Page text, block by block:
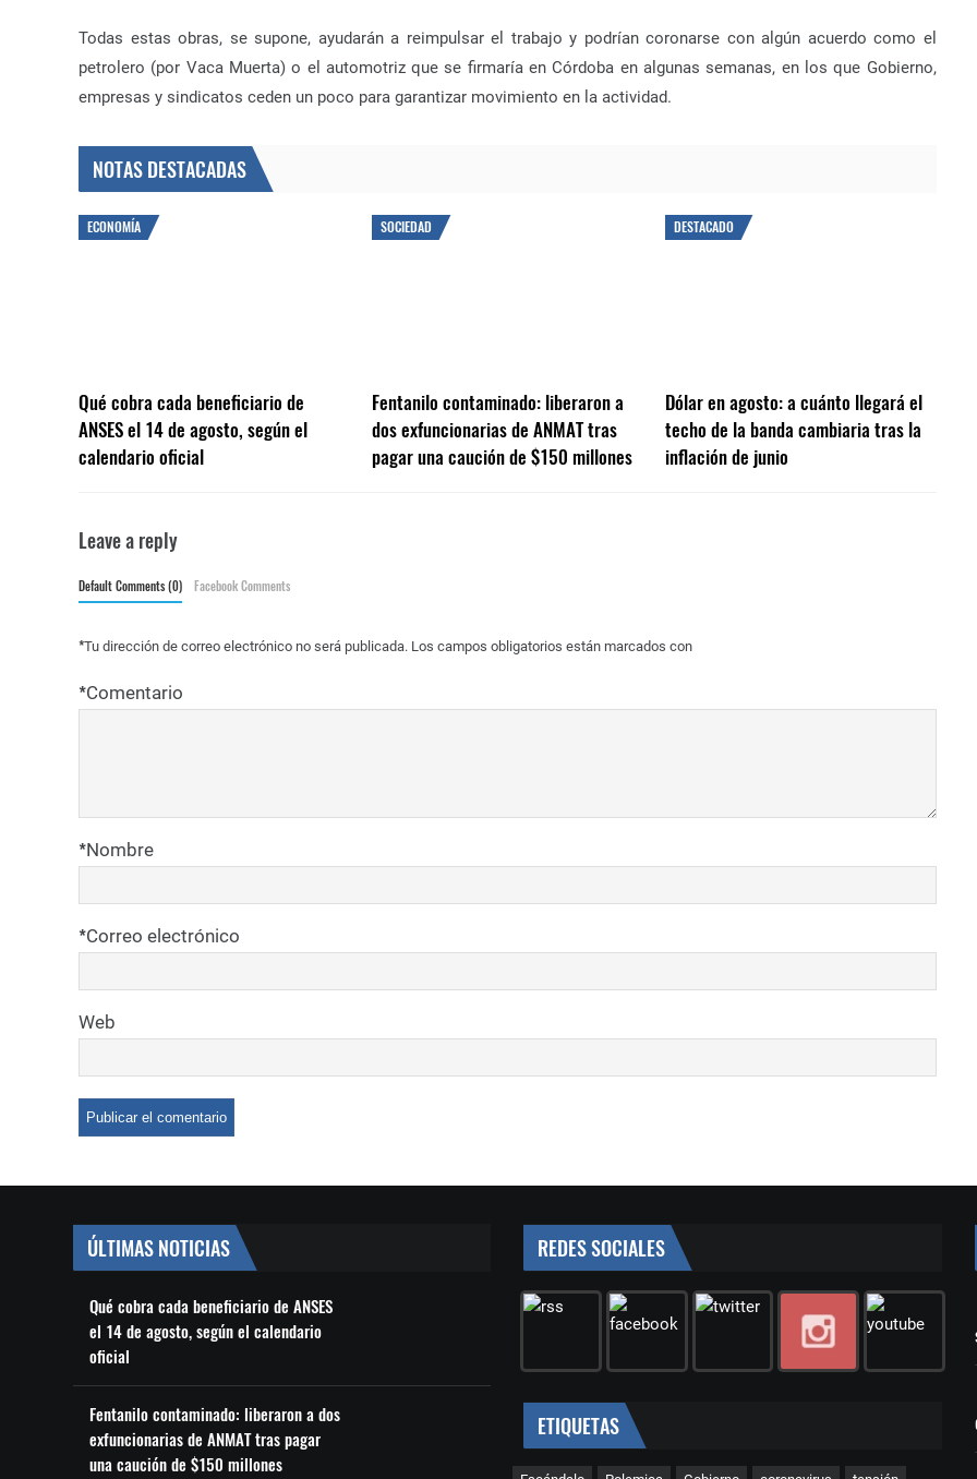
Todas estas obras, se supone, ayudarán a reimpulsar el trabajo y podrían coronarse con algún acuerdo como el
petrolero (por Vaca Muerta) o el automotriz que se firmaría en Córdoba en algunas semanas, en los que Gobierno,
empresas y sindicatos ceden un poco para garantizar movimiento en la actividad.
NOTAS DESTACADAS
ECONOMÍA
Qué cobra cada beneficiario de
ANSES el 14 de agosto, según el
calendario oficial
SOCIEDAD
Fentanilo contaminado: liberaron a
dos exfuncionarias de ANMAT tras
pagar una caución de $150 millones
DESTACADO
Dólar en agosto: a cuánto llegará el
techo de la banda cambiaria tras la
inflación de junio
Leave a reply
Default Comments (0) Facebook Comments
Tu dirección de correo electrónico no será publicada. Los campos obligatorios están marcados con
*
Comentario
*
Nombre
*
Correo electrónico
*
Web
ÚLTIMAS NOTICIAS
Qué cobra cada beneficiario de ANSES
el 14 de agosto, según el calendario
oficial
Fentanilo contaminado: liberaron a dos
exfuncionarias de ANMAT tras pagar
una caución de $150 millones
REDES SOCIALES
ETIQUETAS